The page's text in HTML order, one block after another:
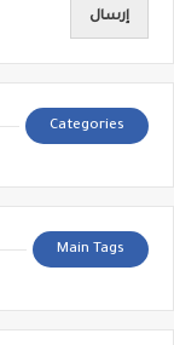
Categories
Main Tags